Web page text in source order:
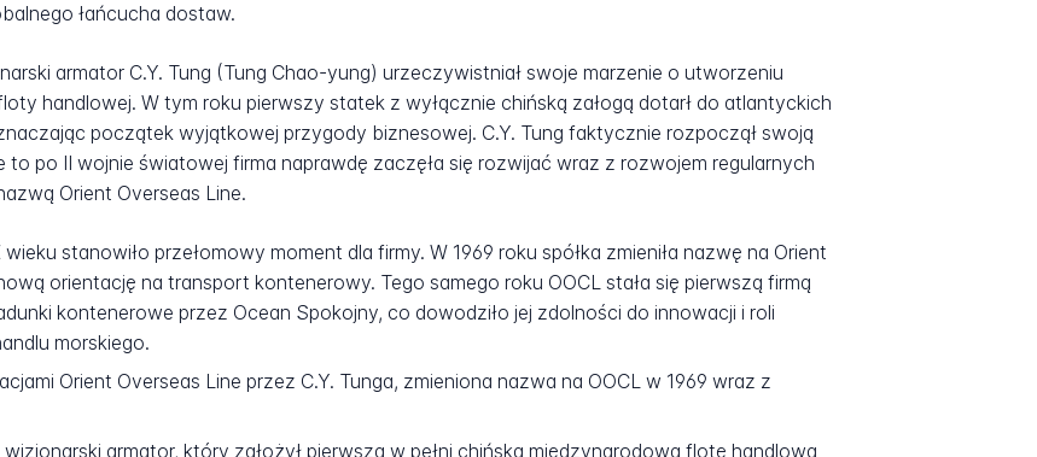
łańcucha dostaw.
armator C.Y. Tung (Tung Chao-yung) urzeczywistniał swoje marzenie o utworzeniu
handlowej. W tym roku pierwszy statek z wyłącznie chińską załogą dotarł do atlantyckich
początek wyjątkowej przygody biznesowej. C.Y. Tung faktycznie rozpoczął swoją
to po II wojnie światowej firma naprawdę zaczęła się rozwijać wraz z rozwojem regularnych
Orient Overseas Line.
stanowiło przełomowy moment dla firmy. W 1969 roku spółka zmieniła nazwę na Orient
orientację na transport kontenerowy. Tego samego roku OOCL stała się pierwszą firmą
kontenerowe przez Ocean Spokojny, co dowodziło jej zdolności do innowacji i roli
morskiego.
Orient Overseas Line przez C.Y. Tunga, zmieniona nazwa na OOCL w 1969 wraz z
armator, który założył pierwszą w pełni chińską międzynarodową flotę handlową